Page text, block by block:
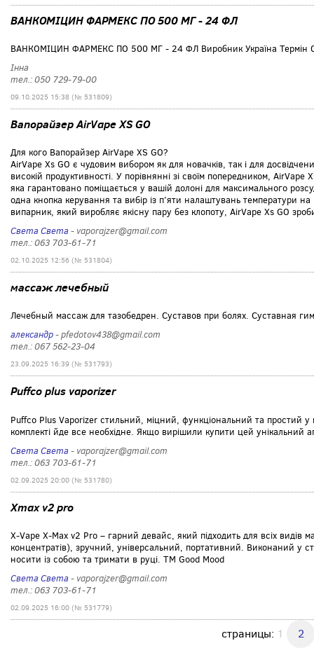
ВАНКОМІЦИН ФАРМЕКС ПО 500 МГ - 24 ФЛ
ВАНКОМІЦИН ФАРМЕКС ПО 500 МГ - 24 ФЛ Виробник Україна Термін
Інна
тел.: 050 729-79-00
09.10.2025 15:38 (№ 531809)
Вапорайзер AirVape XS GO
Для кого Вапорайзер AirVape XS GO?
AirVape Xs GO є чудовим вибором як для новачків, так і для
високій продуктивності. У порівнянні зі своїм попередником,
яка гарантовано поміщається у вашій долоні для максимального
одна кнопка керування та вибір із п’яти налаштувань температури
випарник, який виробляє якісну пару без клопоту, AirVape Xs GO
Света Света - vaporajzer@gmail.com
тел.: 063 703-61-71
02.10.2025 12:56 (№ 531804)
массаж лечебный
Лечебный массаж для тазобедрен. Суставов при болях. Суставная
александр- pfedotov438@gmail.com
тел.: 067 562-23-04
23.09.2025 16:39 (№ 531793)
Puffco plus vaporizer
Puffco Plus Vaporizer стильний, міцний, функціональний та простий
комплекті йде все необхідне. Якщо вирішили купити цей унікальний
Света Света - vaporajzer@gmail.com
тел.: 063 703-61-71
02.09.2025 20:00 (№ 531780)
Xmax v2 pro
X-Vape X-Max v2 Pro – гарний девайс, який підходить для всіх видів
концентратів), зручний, універсальний, портативний. Виконаний у
носити із собою та тримати в руці. TM Good Mood
Света Света - vaporajzer@gmail.com
тел.: 063 703-61-71
02.09.2025 16:00 (№ 531779)
страницы: 1 2